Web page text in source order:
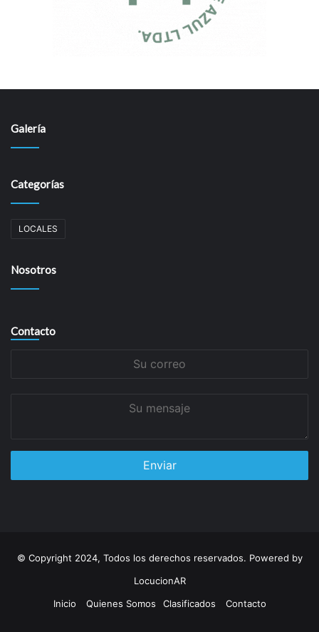
Galería
Categorías
LOCALES
Nosotros
Contacto
© Copyright 2024, Todos los derechos reservados. Powered by
LocucionAR
Inicio
Quienes Somos Clasificados Contacto